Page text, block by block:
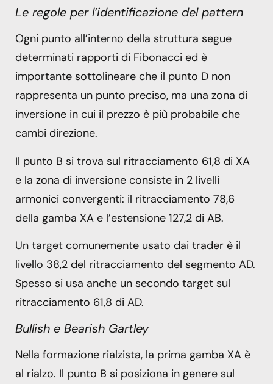
Le regole per l’identificazione del pattern
Ogni punto all’interno della struttura segue
determinati rapporti di Fibonacci ed è
importante sottolineare che il punto D non
rappresenta un punto preciso, ma una zona di
inversione in cui il prezzo è più probabile che
cambi direzione.
Il punto B si trova sul ritracciamento 61,8 di XA
e la zona di inversione consiste in 2 livelli
armonici convergenti: il ritracciamento 78,6
della gamba XA e l’estensione 127,2 di AB.
Un target comunemente usato dai trader è il
livello 38,2 del ritracciamento del segmento AD.
Spesso si usa anche un secondo target sul
ritracciamento 61,8 di AD.
Bullish e Bearish Gartley
Nella formazione rialzista, la prima gamba XA è
al rialzo. Il punto B si posiziona in genere sul